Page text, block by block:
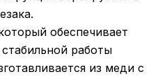
обеспечивает
работы
из меди с